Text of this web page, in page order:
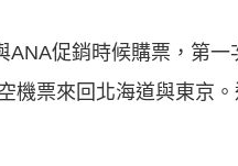
ANA促銷時候購票，第一
機票來回北海道與東京